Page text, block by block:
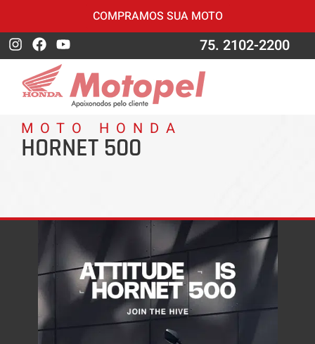
COMPRAMOS SUA MOTO
75. 2102-2200
MOTO HONDA
HORNET 500